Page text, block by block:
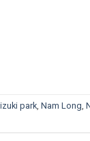
park, Nam Long,